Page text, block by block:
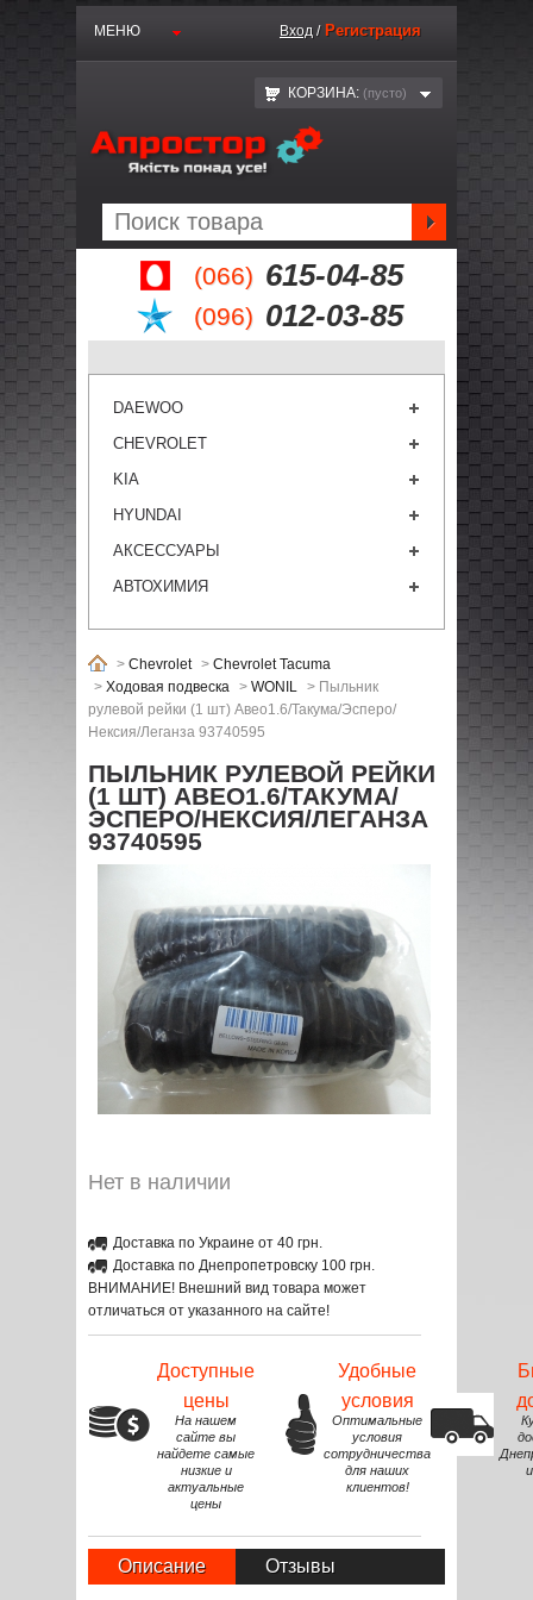
(066) 615-04-85
(096) 012-03-85
МЕНЮ Вход / Регистрация
КОРЗИНА: (пустo)
DAEWOO
CHEVROLET
KIA
HYUNDAI
АКСЕССУАРЫ
АВТОХИМИЯ
> Chevrolet > Chevrolet Tacuma
> Ходовая подвеска > WONIL > Пыльник
рулевой рейки (1 шт) Авео1.6/Такума/Эсперо/
Нексия/Леганза 93740595
ПЫЛЬНИК РУЛЕВОЙ РЕЙКИ
(1 ШТ) АВЕО1.6/ТАКУМА/
ЭСПЕРО/НЕКСИЯ/ЛЕГАНЗА
93740595
Нет в наличии
Доставка по Украине от 40 грн.
Доставка по Днепропетровску 100 грн.
ВНИМАНИЕ! Внешний вид товара может
отличаться от указанного на сайте!
Доступные
цены
На нашем
сайте вы
найдете самые
низкие и
актуальные
цены
Удобные
условия
Оптимальные
условия
сотрудничества
для наших
клиентов!
Описание Отзывы